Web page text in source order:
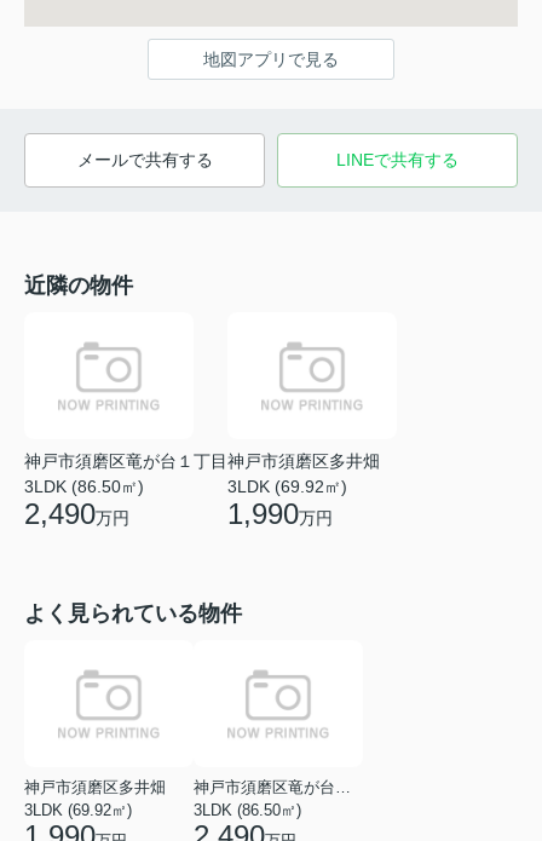
地図アプリで見る
メールで共有する LINEで共有する
近隣の物件
神戸市須磨区竜が台１丁目
3LDK (86.50㎡)
2,490万円
神戸市須磨区多井畑
3LDK (69.92㎡)
1,990万円
よく見られている物件
神戸市須磨区多井畑
3LDK (69.92㎡)
3LDK (86.50㎡)